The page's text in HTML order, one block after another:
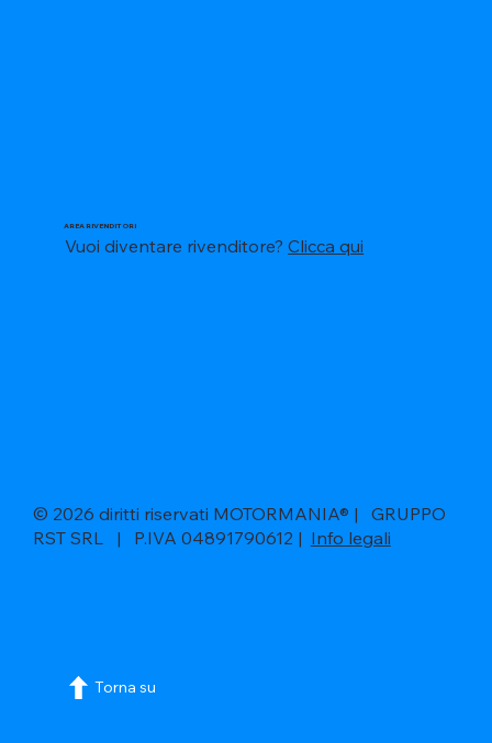
AREA RIVENDITORI
Vuoi diventare rivenditore?Clicca qui
© 2026 diritti riservati MOTORMANIA® | GRUPPO
RST SRL | P.IVA 04891790612 | Info legali
Torna su